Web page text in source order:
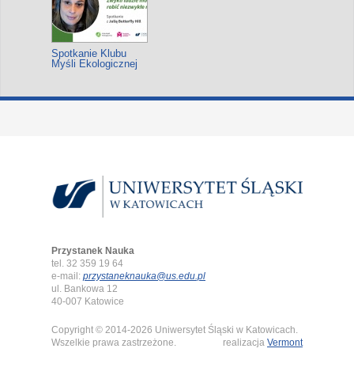
Spotkanie Klubu
Myśli Ekologicznej
Przystanek Nauka
tel. 32 359 19 64
e-mail: przystaneknauka@us.edu.pl
ul. Bankowa 12
40-007 Katowice
Copyright © 2014-2026 Uniwersytet Śląski w Katowicach.
Wszelkie prawa zastrzeżone.
realizacja Vermont